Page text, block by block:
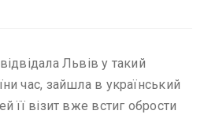
Львів у такий
час, зайшла в український
її візит вже встиг обрости